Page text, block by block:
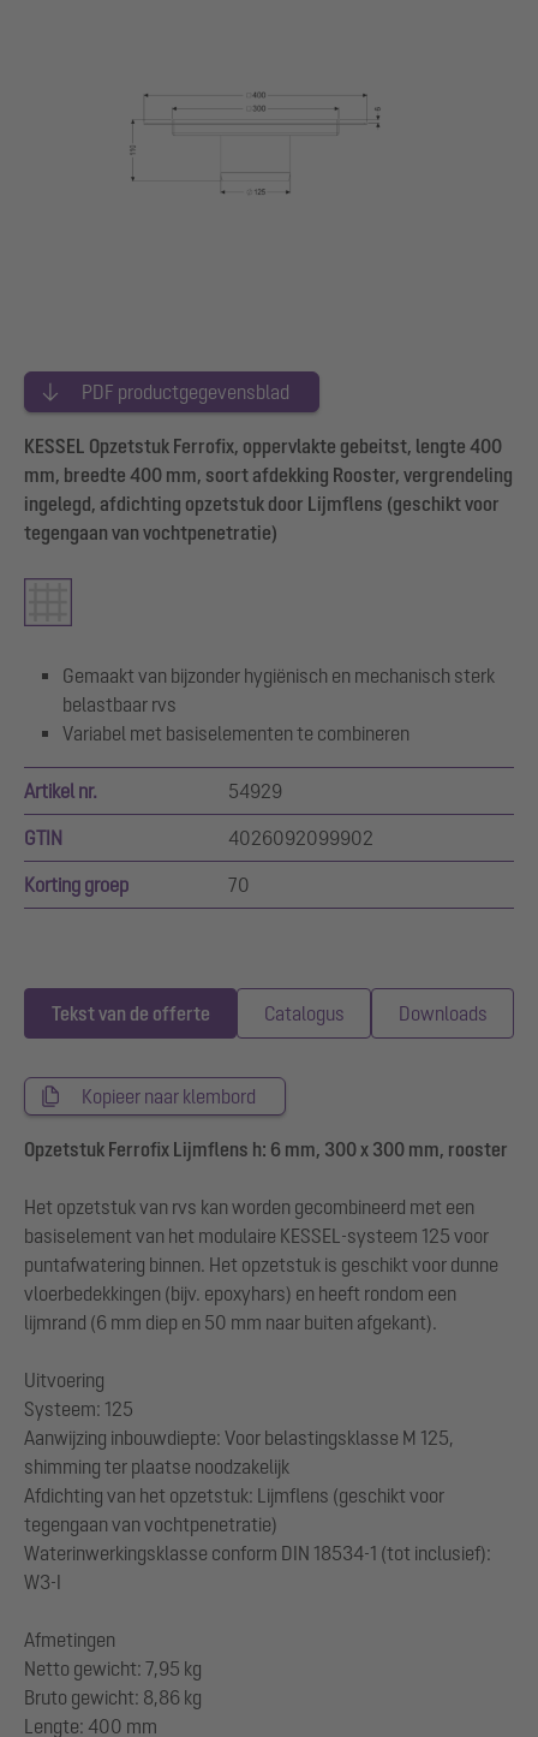
PDF productgegevensblad
KESSEL Opzetstuk Ferrofix, oppervlakte gebeitst, lengte 400
mm, breedte 400 mm, soort afdekking Rooster, vergrendeling
ingelegd, afdichting opzetstuk door Lijmflens (geschikt voor
tegengaan van vochtpenetratie)
Gemaakt van bijzonder hygiënisch en mechanisch sterk
belastbaar rvs
Variabel met basiselementen te combineren
Artikel nr. 54929
GTIN 4026092099902
Korting groep 70
Tekst van de offerte Catalogus Downloads
Kopieer naar klembord
Opzetstuk Ferrofix Lijmflens h: 6 mm, 300 x 300 mm, rooster
Het opzetstuk van rvs kan worden gecombineerd met een
basiselement van het modulaire KESSEL-systeem 125 voor
puntafwatering binnen. Het opzetstuk is geschikt voor dunne
vloerbedekkingen (bijv. epoxyhars) en heeft rondom een
lijmrand (6 mm diep en 50 mm naar buiten afgekant).
Uitvoering
Systeem: 125
Aanwijzing inbouwdiepte: Voor belastingsklasse M 125,
shimming ter plaatse noodzakelijk
Afdichting van het opzetstuk: Lijmflens (geschikt voor
tegengaan van vochtpenetratie)
Waterinwerkingsklasse conform DIN 18534-1 (tot inclusief):
W3-I
Afmetingen
Netto gewicht: 7,95 kg
Bruto gewicht: 8,86 kg
Lengte: 400 mm